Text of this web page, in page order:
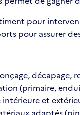
pour
pour assurer
décapage,
(primaire,
et